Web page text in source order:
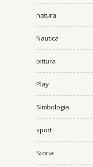
natura
Nautica
pittura
Play
Simbologia
sport
Storia